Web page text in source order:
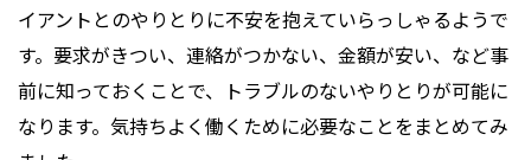
イアントとのやりとりに不安を抱えていらっしゃるようで
す。要求がきつい、連絡がつかない、金額が安い、など事
前に知っておくことで、トラブルのないやりとりが可能に
なります。気持ちよく働くために必要なことをまとめてみ